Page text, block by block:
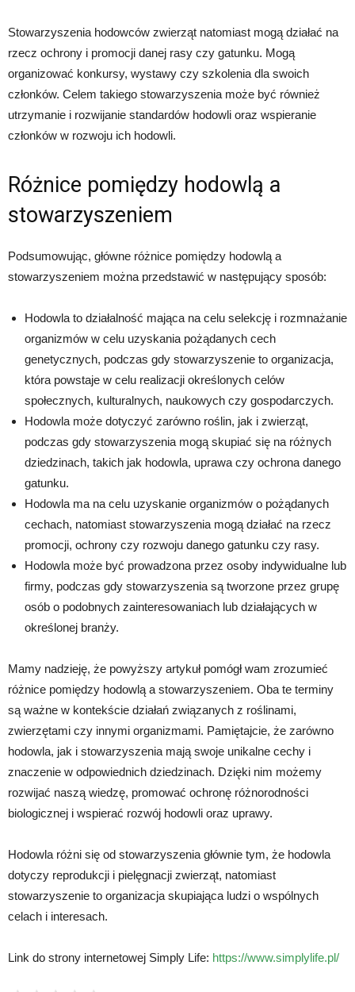
Stowarzyszenia hodowców zwierząt natomiast mogą działać na
rzecz ochrony i promocji danej rasy czy gatunku. Mogą
organizować konkursy, wystawy czy szkolenia dla swoich
członków. Celem takiego stowarzyszenia może być również
utrzymanie i rozwijanie standardów hodowli oraz wspieranie
członków w rozwoju ich hodowli.
Różnice pomiędzy hodowlą a
stowarzyszeniem
Podsumowując, główne różnice pomiędzy hodowlą a
stowarzyszeniem można przedstawić w następujący sposób:
Hodowla to działalność mająca na celu selekcję i rozmnażanie
organizmów w celu uzyskania pożądanych cech
genetycznych, podczas gdy stowarzyszenie to organizacja,
która powstaje w celu realizacji określonych celów
społecznych, kulturalnych, naukowych czy gospodarczych.
Hodowla może dotyczyć zarówno roślin, jak i zwierząt,
podczas gdy stowarzyszenia mogą skupiać się na różnych
dziedzinach, takich jak hodowla, uprawa czy ochrona danego
gatunku.
Hodowla ma na celu uzyskanie organizmów o pożądanych
cechach, natomiast stowarzyszenia mogą działać na rzecz
promocji, ochrony czy rozwoju danego gatunku czy rasy.
Hodowla może być prowadzona przez osoby indywidualne lub
firmy, podczas gdy stowarzyszenia są tworzone przez grupę
osób o podobnych zainteresowaniach lub działających w
określonej branży.
Mamy nadzieję, że powyższy artykuł pomógł wam zrozumieć
różnice pomiędzy hodowlą a stowarzyszeniem. Oba te terminy
są ważne w kontekście działań związanych z roślinami,
zwierzętami czy innymi organizmami. Pamiętajcie, że zarówno
hodowla, jak i stowarzyszenia mają swoje unikalne cechy i
znaczenie w odpowiednich dziedzinach. Dzięki nim możemy
rozwijać naszą wiedzę, promować ochronę różnorodności
biologicznej i wspierać rozwój hodowli oraz uprawy.
Hodowla różni się od stowarzyszenia głównie tym, że hodowla
dotyczy reprodukcji i pielęgnacji zwierząt, natomiast
stowarzyszenie to organizacja skupiająca ludzi o wspólnych
celach i interesach.
Link do strony internetowej Simply Life: https://www.simplylife.pl/